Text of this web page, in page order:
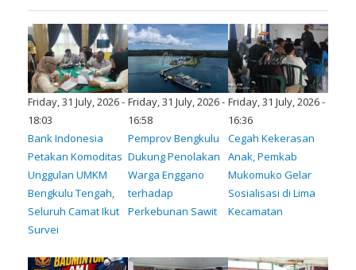
Friday, 31 July, 2026 -
18:03
Bank Indonesia
Petakan Komoditas
Unggulan UMKM
Bengkulu Tengah,
Seluruh Camat Ikut
Survei
Friday, 31 July, 2026 -
16:58
Pemprov Bengkulu
Dukung Penolakan
Warga Enggano
terhadap
Perkebunan Sawit
Friday, 31 July, 2026 -
16:36
Cegah Kekerasan
Anak, Pemkab
Mukomuko Gelar
Sosialisasi di Lima
Kecamatan